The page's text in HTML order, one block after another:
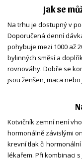
Jak se
Na trhu je dostupný v
Doporučená denní
pohybuje mezi 1000 až
bylinných směsí a
rovnováhy. Dobře se
jsou ženšen, maca
Kotvičník zemní není
hormonálně závislými
krevní tlak či
lékařem. Při kombinaci